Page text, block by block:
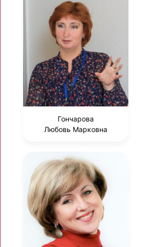
Гончарова
Любовь Марковна